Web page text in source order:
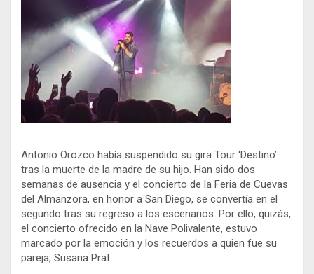
Antonio Orozco había suspendido su gira Tour ‘Destino’
tras la muerte de la madre de su hijo. Han sido dos
semanas de ausencia y el concierto de la Feria de Cuevas
del Almanzora, en honor a San Diego, se convertía en el
segundo tras su regreso a los escenarios. Por ello, quizás,
el concierto ofrecido en la Nave Polivalente, estuvo
marcado por la emoción y los recuerdos a quien fue su
pareja, Susana Prat.